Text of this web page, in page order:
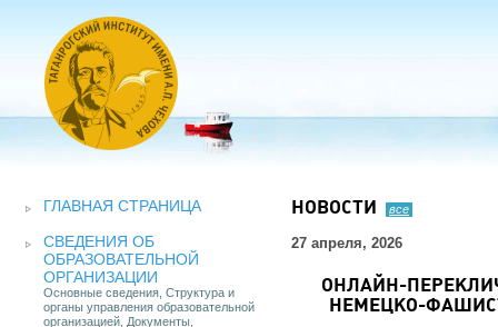
ГЛАВНАЯ СТРАНИЦА
СВЕДЕНИЯ ОБ
ОБРАЗОВАТЕЛЬНОЙ
ОРГАНИЗАЦИИ
Основные сведения, Структура и
органы управления образовательной
организацией, Документы,
НОВОСТИ все
27 апреля, 2026
ОНЛАЙН-
НЕМЕЦКО-